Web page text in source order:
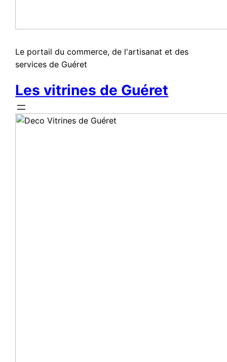
Le portail du commerce, de l'artisanat et des
services de Guéret
Les vitrines de Guéret